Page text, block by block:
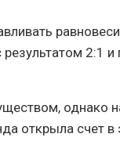
2:1 и
однако
открыла счет в